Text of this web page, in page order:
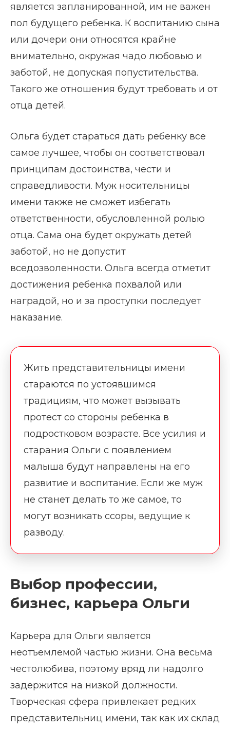
является запланированной, им не важен
пол будущего ребенка. К воспитанию сына
или дочери они относятся крайне
внимательно, окружая чадо любовью и
заботой, не допуская попустительства.
Такого же отношения будут требовать и от
отца детей.
Ольга будет стараться дать ребенку все
самое лучшее, чтобы он соответствовал
принципам достоинства, чести и
справедливости. Муж носительницы
имени также не сможет избегать
ответственности, обусловленной ролью
отца. Сама она будет окружать детей
заботой, но не допустит
вседозволенности. Ольга всегда отметит
достижения ребенка похвалой или
наградой, но и за проступки последует
наказание.
Жить представительницы имени
стараются по устоявшимся
традициям, что может вызывать
протест со стороны ребенка в
подростковом возрасте. Все усилия и
старания Ольги с появлением
малыша будут направлены на его
развитие и воспитание. Если же муж
не станет делать то же самое, то
могут возникать ссоры, ведущие к
разводу.
Выбор профессии,
бизнес, карьера Ольги
Карьера для Ольги является
неотъемлемой частью жизни. Она весьма
честолюбива, поэтому вряд ли надолго
задержится на низкой должности.
Творческая сфера привлекает редких
представительниц имени, так как их склад